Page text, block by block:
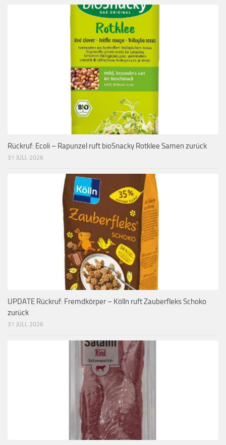
Rückruf: Ecoli – Rapunzel ruft bioSnacky Rotklee Samen zurück
31 JULI, 2026
UPDATE Rückruf: Fremdkörper – Kölln ruft Zauberfleks Schoko
zurück
31 JULI, 2026